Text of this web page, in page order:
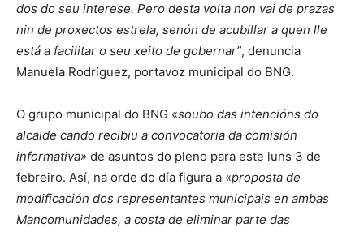
dos do seu interese. Pero desta volta non vai de prazas
nin de proxectos estrela, senón de acubillar a quen lle
está a facilitar o seu xeito de gobernar”, denuncia
Manuela Rodríguez, portavoz municipal do BNG.
O grupo municipal do BNG «soubo das intencións do
alcalde cando recibiu a convocatoria da comisión
informativa» de asuntos do pleno para este luns 3 de
febreiro. Así, na orde do día figura a «proposta de
modificación dos representantes municipais en ambas
Mancomunidades, a costa de eliminar parte das